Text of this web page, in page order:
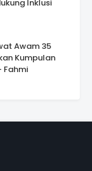
Inklusi
Awam 35
Kumpulan
Fahmi